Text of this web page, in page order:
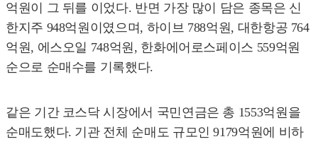
억원이 그 뒤를 이었다. 반면 가장 많이 담은 종목은 신
한지주 948억원이였으며, 하이브 788억원, 대한항공 764
억원, 에스오일 748억원, 한화에어로스페이스 559억원
순으로 순매수를 기록했다.
같은 기간 코스닥 시장에서 국민연금은 총 1553억원을
순매도했다. 기관 전체 순매도 규모인 9179억원에 비하